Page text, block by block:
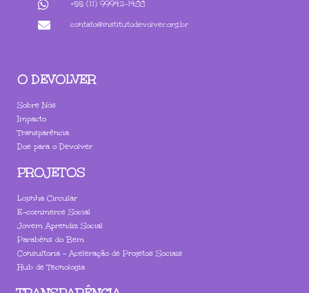
+55 (11) 99942-1488
contato@institutodevolver.org.br
O DEVOLVER
Sobre Nós
Impacto
Transparência
Doe para o Devolver
PROJETOS
Lojinha Circular
E-commerce Social
Jovem Aprendiz Social
Parabéns do Bem
Consultoria - Aceleração de Projetos Sociais
Hub de Tecnologia